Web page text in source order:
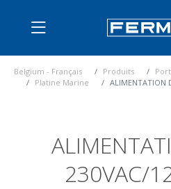
Belgium - Français Produits
Platine Marine
ALIMENTATION
230VAC/